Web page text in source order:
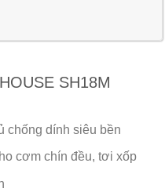
SH18M
chống dính siêu bền
cơm chín đều, tơi xốp